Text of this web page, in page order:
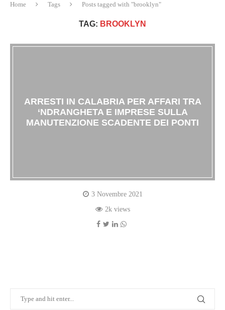
Home Tags Posts tagged with "brooklyn"
TAG: BROOKLYN
ARRESTI IN CALABRIA PER AFFARI TRA
‘NDRANGHETA E IMPRESE SULLA
MANUTENZIONE SCADENTE DEI PONTI
3 Novembre 2021
2k views